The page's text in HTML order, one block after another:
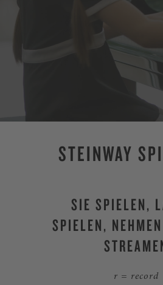
STEINWAY
SIE SPIELEN,
SPIELEN,
r = record